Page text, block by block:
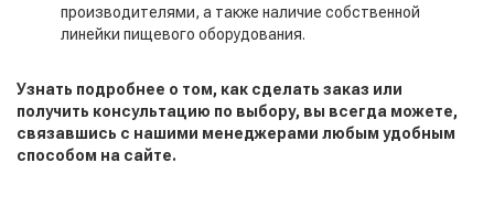
производителями, а также наличие собственной
линейки пищевого оборудования.
Узнать подробнее о том, как сделать заказ или
получить консультацию по выбору, вы всегда можете,
связавшись с нашими менеджерами любым удобным
способом на сайте.